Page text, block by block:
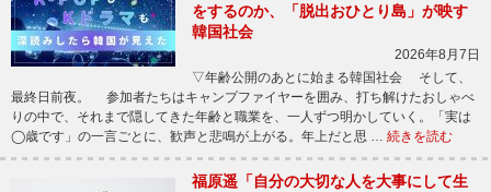
をするのか、「脱出おひとり島」が映す
韓国社会
2026年8月7日
▽年齢公開のあとに始まる韓国社会 そして、
最終日前夜。 参加者たちはキャンプファイヤーを囲み、打ち解けたおしゃべ
りの中で、それまで隠してきた年齢と職業を、一人ずつ明かしていく。「実は
◯歳です」の一言ごとに、歓声と悲鳴が上がる。年上だと思 … 続きを読む
福原遥「自分の大切な人を大事にして生